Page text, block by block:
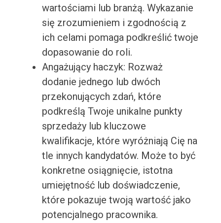
wartościami lub branżą. Wykazanie
się zrozumieniem i zgodnością z
ich celami pomaga podkreślić twoje
dopasowanie do roli.
Angażujący haczyk: Rozważ
dodanie jednego lub dwóch
przekonujących zdań, które
podkreślą Twoje unikalne punkty
sprzedaży lub kluczowe
kwalifikacje, które wyróżniają Cię na
tle innych kandydatów. Może to być
konkretne osiągnięcie, istotna
umiejętność lub doświadczenie,
które pokazuje twoją wartość jako
potencjalnego pracownika.